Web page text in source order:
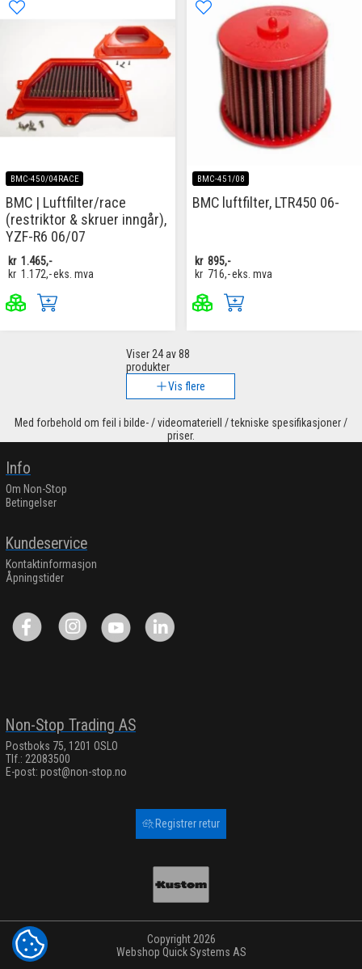
BMC-450/04RACE
BMC | Luftfilter/race
(restriktor & skruer inngår),
YZF-R6 06/07
kr 1.465,-
kr 1.172,-eks. mva
BMC-451/08
BMC luftfilter, LTR450 06-
kr 895,-
kr 716,-eks. mva
Viser 24av 88
produkter
Vis flere
Med forbehold om feil i bilde- / videomateriell / tekniske spesifikasjoner /
priser.
Info
Om Non-Stop
Betingelser
Kundeservice
Kontaktinformasjon
Åpningstider
Non-Stop Trading AS
Postboks 75, 1201 OSLO
Tlf.: 22083500
E-post: post@non-stop.no
Registrer retur
Copyright 2026
Webshop Quick Systems AS
COOKIE-INNSTILLINGER